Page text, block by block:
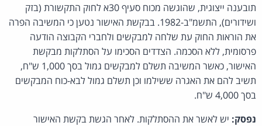
תובענה ייצוגית, שהוגשה מכוח סעיף 30א לחוק התקשורת (בזק
ושידורים), התשמ"ב-1982. בבקשת האישור נטען כי המשיבה הפרה
את הוראות החוק עת שלחה למבקשים ולחברי הקבוצה הודעה
פרסומית, ללא הסכמה. הצדדים הסכימו על הסתלקות מבקשת
האישור, כאשר המשיבה תשלם למבקשים גמול בסך 1,000 ש"ח,
תשיב להם את האגרה ששילמו וכן תשלם גמול לבא-כוח המבקשים
בסך 4,000 ש"ח.
נפסק: יש לאשר את ההסתלקות. לאחר הגשת בקשת האישור